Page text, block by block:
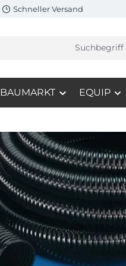
Schneller Versand
BAUMARKT EQUIP